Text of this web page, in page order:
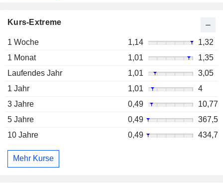
Kurs-Extreme
1 Woche 1,14
1,32
1 Monat
1,01
1,35
Laufendes Jahr
1,01
3,05
1 Jahr
1,01
4
3 Jahre
0,49
10,77
5 Jahre
0,49
367,5
10 Jahre
0,49 434,7
Mehr Kurse